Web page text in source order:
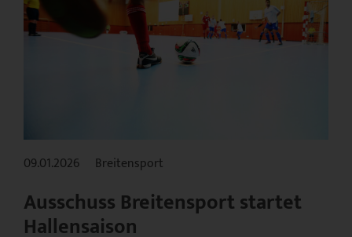
09.01.2026 Breitensport
Ausschuss Breitensport startet
Hallensaison